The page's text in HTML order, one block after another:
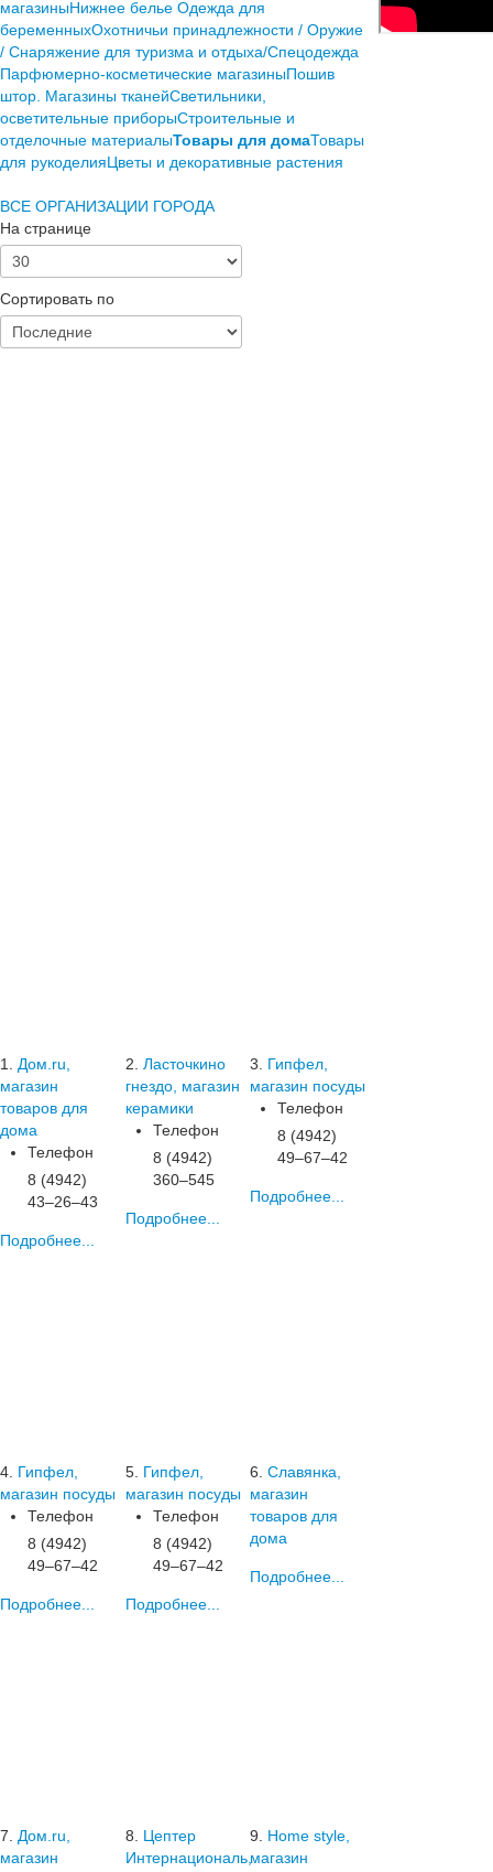
магазиныНижнее белье Одежда для
беременныхОхотничьи принадлежности / Оружие
/ Снаряжение для туризма и отдыха/Спецодежда
Парфюмерно-косметические магазиныПошив
штор. Магазины тканейСветильники,
осветительные приборыСтроительные и
отделочные материалыТовары для домаТовары
для рукоделияЦветы и декоративные растения
ВСЕ ОРГАНИЗАЦИИ ГОРОДА
На странице
Сортировать по
1.
Дом.ru,
магазин
товаров для
дома
Телефон
8 (4942)
43‒26‒43
Подробнее...
2. Ласточкино
гнездо, магазин
керамики
Телефон
8 (4942)
360‒545
Подробнее...
3.
Гипфел,
магазин посуды
Телефон
8 (4942)
49‒67‒42
Подробнее...
4. Гипфел,
магазин посуды
Телефон
8 (4942)
49‒67‒42
Подробнее...
5. Гипфел,
магазин посуды
Телефон
8 (4942)
49‒67‒42
Подробнее...
6. Славянка,
магазин
товаров для
дома
Подробнее...
7.
Дом.ru,
магазин
8.
Цептер
Интернациональ,
9.
Home style,
магазин